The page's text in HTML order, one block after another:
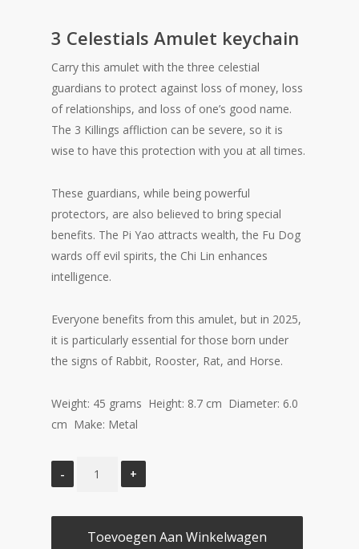
3 Celestials Amulet keychain
Carry this amulet with the three celestial
guardians to protect against loss of money, loss
of relationships, and loss of one’s good name.
The 3 Killings affliction can be severe, so it is
wise to have this protection with you at all times.
These guardians, while being powerful
protectors, are also believed to bring special
benefits. The Pi Yao attracts wealth, the Fu Dog
wards off evil spirits, the Chi Lin enhances
intelligence.
Everyone benefits from this amulet, but in 2025,
it is particularly essential for those born under
the signs of Rabbit, Rooster, Rat, and Horse.
Weight: 45 grams Height: 8.7 cm Diameter: 6.0
cm Make: Metal
Toevoegen Aan Winkelwagen